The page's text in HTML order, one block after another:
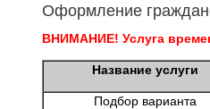
Оформление
ВНИМАНИЕ! Услуга
Название услуги
Подбор варианта